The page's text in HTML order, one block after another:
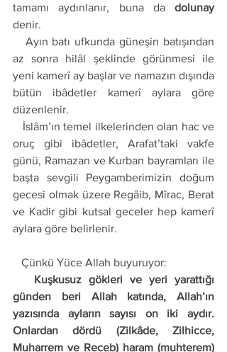
tamamı aydınlanır, buna da dolunay
denir.
az sonra hilâl şeklinde görünmesi ile
yeni kamerî ay başlar ve namazın dışında
bütün ibâdetler kamerî aylara göre
düzenlenir.
oruç gibi ibâdetler, Arafat’taki vakfe
günü, Ramazan ve Kurban bayramları ile
başta sevgili Peygamberimizin doğum
gecesi olmak üzere Regâib, Mîrac, Berat
ve Kadir gibi kutsal geceler hep kamerî
aylara göre belirlenir.
   Çünkü Yüce Allah buyuruyor:
günden beri Allah katında, Allah’ın
yazısında ayların sayısı on iki aydır.
Onlardan dördü (Zilkâde, Zilhicce,
Muharrem ve Receb) haram (muhterem)